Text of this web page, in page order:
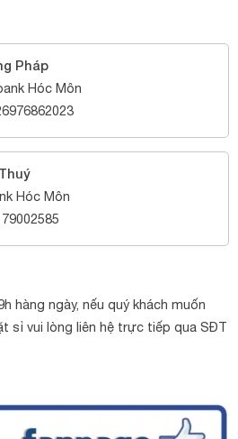
Pháp
Hóc Môn
Hóc Môn
hàng ngày, nếu quý khách muốn
sỉ vui lòng liên hệ trực tiếp qua SĐT